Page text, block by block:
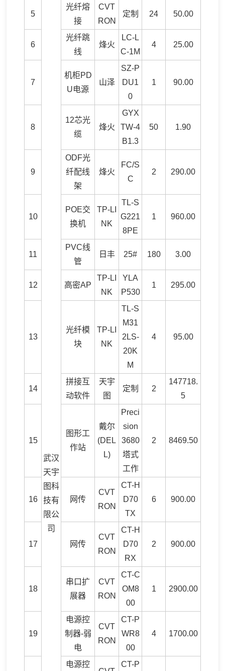
武汉
天宇
图科
技有
限公
司
5
光纤熔
接
CVT
RON
定制 24 50.00
6
光纤跳
线
烽火
LC-L
C-1M
4 25.00
7
机柜PD
U电源
山泽
SZ-P
DU1
0
1 90.00
8
12芯光
缆
烽火
GYX
TW-4
B1.3
50 1.90
9
ODF光
纤配线
架
烽火
FC/S
C
2 290.00
10
POE交
换机
TP-LI
NK
TL-S
G221
8PE
1 960.00
11
PVC线
管
日丰 25# 180 3.00
12 高密AP
TP-LI
NK
YLA
P530
1 295.00
13
光纤模
块
TP-LI
NK
TL-S
M31
2LS-
20K
M
4 95.00
14
拼接互
动软件
天宇
图
定制 2
147718.
5
15
图形工
作站
戴尔
(DEL
L)
Preci
sion
3680
塔式
工作
2 8469.50
16 网传
CVT
RON
CT-H
D70
TX
6 900.00
17 网传
CVT
RON
CT-H
D70
RX
2 900.00
18
串口扩
展器
CVT
RON
CT-C
OM8
00
1 2900.00
19
电源控
制器-弱
电
CVT
RON
CT-P
WR8
00
4 1700.00
电源控
CT-P